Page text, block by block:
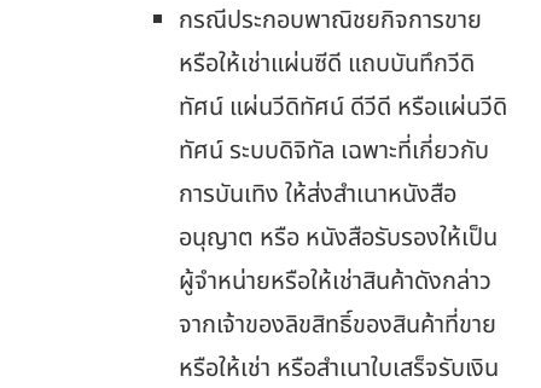
กรณีประกอบพาณิชยกิจการขาย
หรือให้เช่าแผ่นซีดี แถบบันทึกวีดิ
ทัศน์ แผ่นวีดิทัศน์ ดีวีดี หรือแผ่นวีดิ
ทัศน์ ระบบดิจิทัล เฉพาะที่เกี่ยวกับ
การบันเทิง ให้ส่งสำเนาหนังสือ
อนุญาต หรือ หนังสือรับรองให้เป็น
ผู้จำหน่ายหรือให้เช่าสินค้าดังกล่าว
จากเจ้าของลิขสิทธิ์ของสินค้าที่ขาย
หรือให้เช่า หรือสำเนาใบเสร็จรับเงิน